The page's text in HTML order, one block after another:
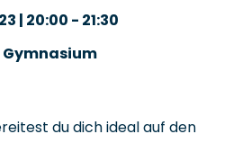
| 20:00 - 21:30
du dich ideal auf den